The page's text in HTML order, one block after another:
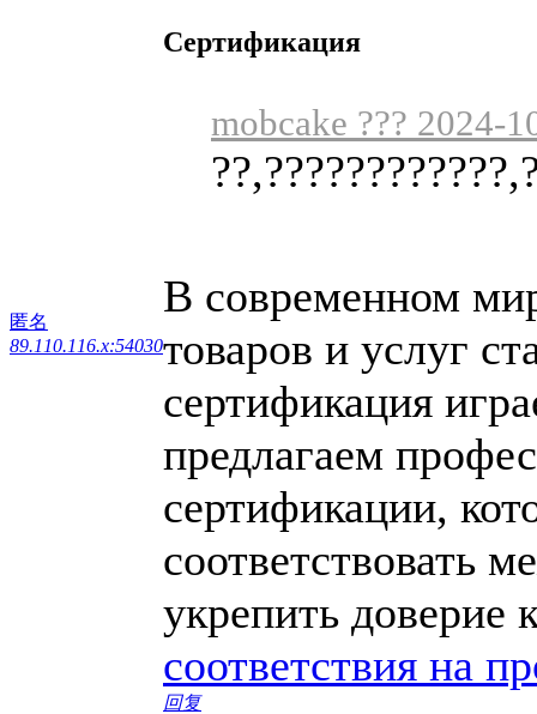
匿名
89.110.116.x:54030
Сертификация
mobcake ??? 2024-
В современном
товаров и услуг
сертификация
предлагаем
сертификации,
соответствовать
укрепить доверие
соответствия на
回复